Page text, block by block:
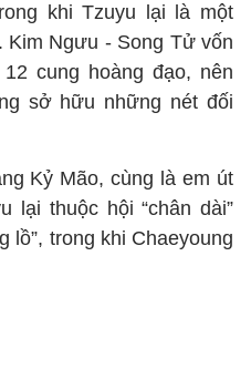
khi Tzuyu lại là một
Kim Ngưu - Song Tử vốn
cung hoàng đạo, nên
sở hữu những nét đối
Kỷ Mão, cùng là em út
lại thuộc hội “chân dài”
lồ”, trong khi Chaeyoung